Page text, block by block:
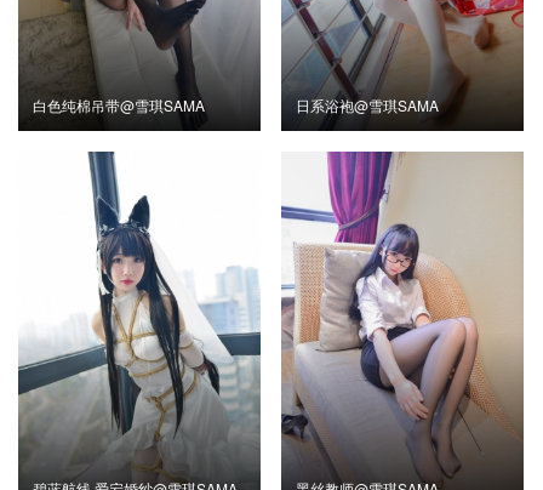
白色纯棉吊带@雪琪SAMA 日系浴袍@雪琪SAMA